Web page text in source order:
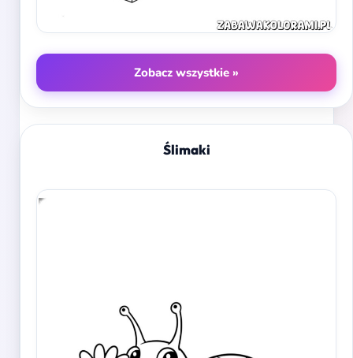
Zobacz wszystkie »
Ślimaki